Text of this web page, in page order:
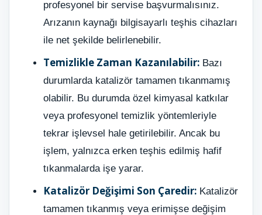
profesyonel bir servise başvurmalısınız.
Arızanın kaynağı bilgisayarlı teşhis cihazları
ile net şekilde belirlenebilir.
Temizlikle Zaman Kazanılabilir: Bazı
durumlarda katalizör tamamen tıkanmamış
olabilir. Bu durumda özel kimyasal katkılar
veya profesyonel temizlik yöntemleriyle
tekrar işlevsel hale getirilebilir. Ancak bu
işlem, yalnızca erken teşhis edilmiş hafif
tıkanmalarda işe yarar.
Katalizör Değişimi Son Çaredir: Katalizör
tamamen tıkanmış veya erimişse değişim